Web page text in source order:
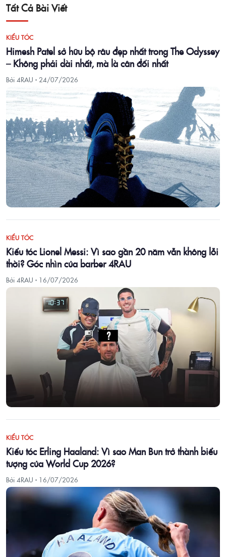
Tất Cả Bài Viết
KIỂU TÓC
Himesh Patel sở hữu bộ râu đẹp nhất trong The Odyssey
– Không phải dài nhất, mà là cân đối nhất
Bởi 4RAU · 24/07/2026
KIỂU TÓC
Kiểu tóc Lionel Messi: Vì sao gần 20 năm vẫn không lỗi
thời? Góc nhìn của barber 4RAU
Bởi 4RAU · 16/07/2026
KIỂU TÓC
Kiểu tóc Erling Haaland: Vì sao Man Bun trở thành biểu
tượng của World Cup 2026?
Bởi 4RAU · 16/07/2026